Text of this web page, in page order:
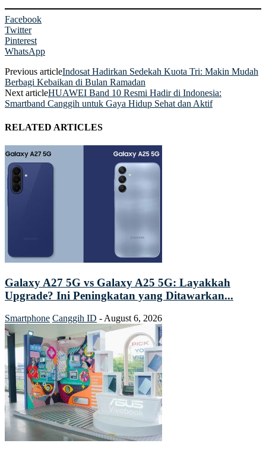
Facebook
Twitter
Pinterest
WhatsApp
Previous articleIndosat Hadirkan Sedekah Kuota Tri: Makin Mudah
Berbagi Kebaikan di Bulan Ramadan
Next articleHUAWEI Band 10 Resmi Hadir di Indonesia:
Smartband Canggih untuk Gaya Hidup Sehat dan Aktif
RELATED ARTICLES
Galaxy A27 5G vs Galaxy A25 5G: Layakkah
Upgrade? Ini Peningkatan yang Ditawarkan...
Smartphone Canggih ID -August 6, 2026